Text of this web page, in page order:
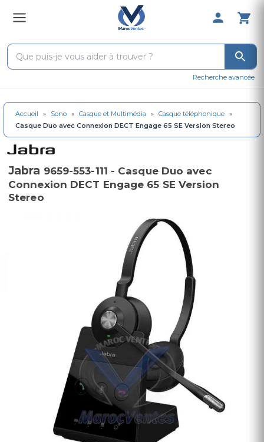
0 Produit
Recherche avancée
Accueil » Sono » Casque et Multimédia » Casque téléphonique »
Casque Duo avec Connexion DECT Engage 65 SE Version Stereo
Jabra 9659-553-111 - Casque Duo avec
Connexion DECT Engage 65 SE Version
Stereo